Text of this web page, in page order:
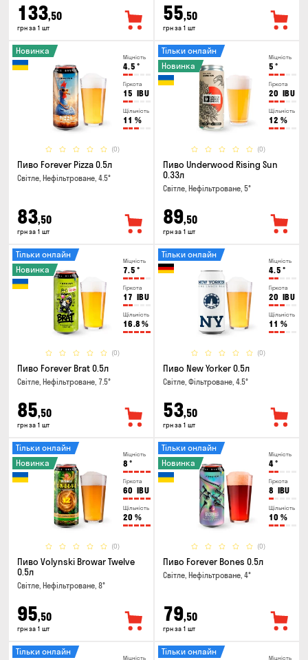
133,50
грн за 1 шт
55,50
грн за 1 шт
Міцність
4.5 °
Гіркота
15 IBU
Щільність
11 %
(0)
Новинка
Пиво Forever Pizza 0.5л
Світле, Нефільтроване, 4.5°
83,50
грн за 1 шт
Міцність
5 °
Гіркота
20 IBU
Щільність
12 %
(0)
Тільки онлайн
Новинка
Пиво Underwood Rising Sun
0.33л
Світле, Нефільтроване, 5°
89,50
грн за 1 шт
Міцність
7.5 °
Гіркота
17 IBU
Щільність
16.8 %
(0)
Тільки онлайн
Новинка
Пиво Forever Brat 0.5л
Світле, Нефільтроване, 7.5°
85,50
грн за 1 шт
Міцність
4.5 °
Гіркота
20 IBU
Щільність
11 %
(0)
Тільки онлайн
Пиво New Yorker 0.5л
Світле, Фільтроване, 4.5°
53,50
грн за 1 шт
Міцність
8 °
Гіркота
60 IBU
Щільність
20 %
(0)
Тільки онлайн
Новинка
Пиво Volynski Browar Twelve
0.5л
Світле, Нефільтроване, 8°
95,50
грн за 1 шт
Міцність
4°
Гіркота
8 IBU
Щільність
10 %
(0)
Тільки онлайн
Новинка
Пиво Forever Bones 0.5л
Світле, Нефільтроване, 4°
79,50
грн за 1 шт
Міцність
Тільки онлайн
Міцність
Тільки онлайн